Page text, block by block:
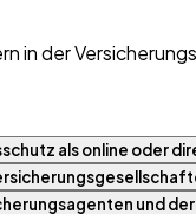
in der
als online oder
und